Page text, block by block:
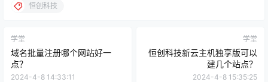
恒创科技
学堂
域名批量注册哪个网站好一
点？
2024-4-8 14:33:11
学堂
恒创科技新云主机独享版可以
建几个站点？
2024-4-8 15:35:25